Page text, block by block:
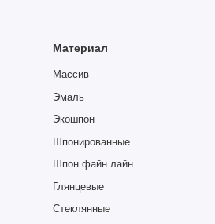
Материал
Массив
Эмаль
Экошпон
Шпонированные
Шпон файн лайн
Глянцевые
Стеклянные